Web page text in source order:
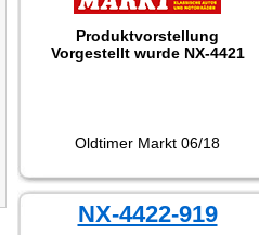
Produktvorstellung
Vorgestellt wurde NX-4421
Oldtimer Markt 06/18
NX-4422-919